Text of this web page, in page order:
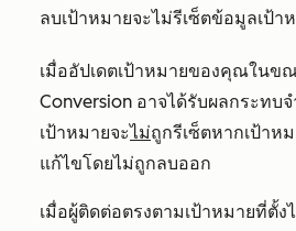
ลบเป้าหมายจะไม่รีเซ็ตข้อมูลเป้า
เมื่ออัปเดตเป้าหมายของคุณในข
Conversion อาจได้รับผลกระทบ
เป้าหมายจะไม่ถูกรีเซ็ตหากเป้าห
แก้ไขโดยไม่ถูกลบออก
เมื่อผู้ติดต่อตรงตามเป้าหมายที่ตั้ง